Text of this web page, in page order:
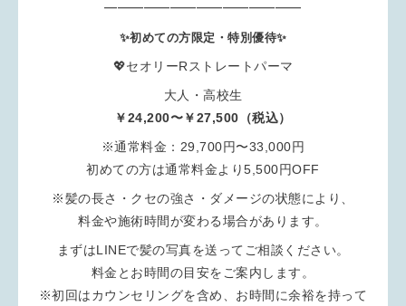
━━━━━━━━━━━━━━━
✨初めての方限定・特別優待✨
💖セオリーRストレートパーマ
大人・高校生
￥24,200〜￥27,500（税込）
※通常料金：29,700円〜33,000円
初めての方は通常料金より5,500円OFF
※髪の長さ・クセの強さ・ダメージの状態により、
料金や施術時間が変わる場合があります。
まずはLINEで髪の写真を送ってご相談ください。
料金とお時間の目安をご案内します。
※初回はカウンセリングを含め、お時間に余裕を持って